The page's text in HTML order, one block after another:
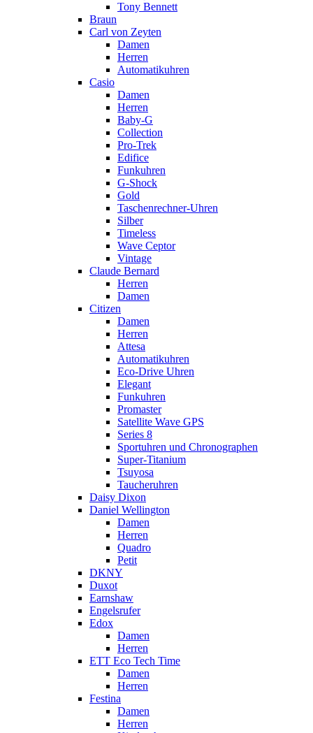
Tony Bennett
Braun
Carl von Zeyten
Damen
Herren
Automatikuhren
Casio
Damen
Herren
Baby-G
Collection
Pro-Trek
Edifice
Funkuhren
G-Shock
Gold
Taschenrechner-Uhren
Silber
Timeless
Wave Ceptor
Vintage
Claude Bernard
Herren
Damen
Citizen
Damen
Herren
Attesa
Automatikuhren
Eco-Drive Uhren
Elegant
Funkuhren
Promaster
Satellite Wave GPS
Series 8
Sportuhren und Chronographen
Super-Titanium
Tsuyosa
Taucheruhren
Daisy Dixon
Daniel Wellington
Damen
Herren
Quadro
Petit
DKNY
Duxot
Earnshaw
Engelsrufer
Edox
Damen
Herren
ETT Eco Tech Time
Damen
Herren
Festina
Damen
Herren